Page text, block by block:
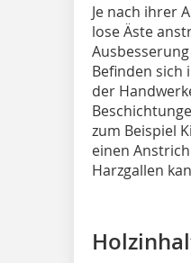
Je nach ihrer
lose Äste
Befinden sich
der
zum Beispiel
einen
Harzgallen